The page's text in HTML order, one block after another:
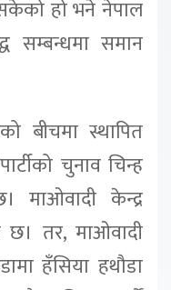
हो भने नेपाल
सम्बन्धमा समान
बीचमा स्थापित
चुनाव चिन्ह
माओवादी केन्द्र
तर, माओवादी
हँसिया हथौडा